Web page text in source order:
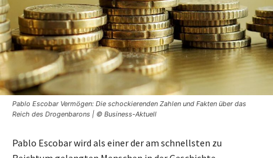
Pablo Escobar Vermögen: Die schockierenden Zahlen und Fakten über das
Reich des Drogenbarons | © Business-Aktuell
Pablo Escobar wird als einer der am schnellsten zu